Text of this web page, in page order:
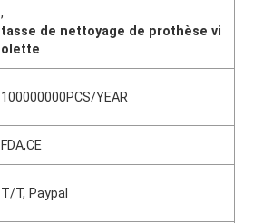
,
tasse de nettoyage de prothèse vi
olette
100000000PCS/YEAR
FDA,CE
T/T, Paypal